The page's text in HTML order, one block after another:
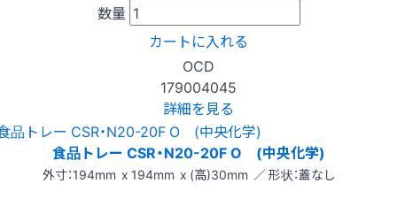
数量
カートに入れる
OCD
179004045
詳細を見る
食品トレー CSR・N20-20F O (中央化学)
外寸：194mm x 194mm x (高)30mm ／ 形状：蓋なし